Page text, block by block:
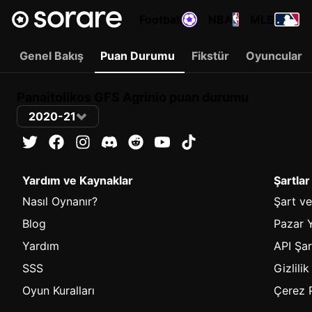
Genel Bakış Puan Durumu Fikstür Oyuncular
2020-21
Yardım ve Kaynaklar
Nasıl Oynanır?
Blog
Yardım
SSS
Oyun Kuralları
Şart
Pazar
API
Gizlilik
Çerez